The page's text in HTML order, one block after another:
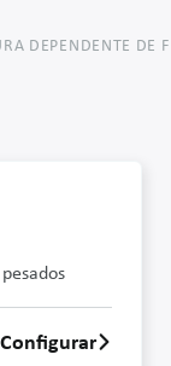
DEPENDENTE DE
360
Configurar